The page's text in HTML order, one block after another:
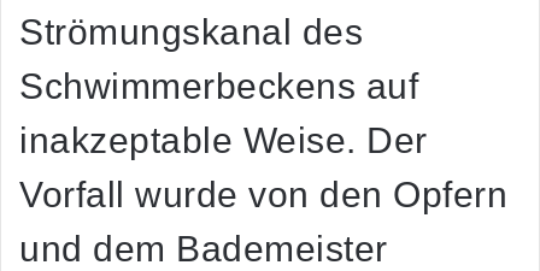
Strömungskanal des
Schwimmerbeckens auf
inakzeptable Weise. Der
Vorfall wurde von den Opfern
und dem Bademeister